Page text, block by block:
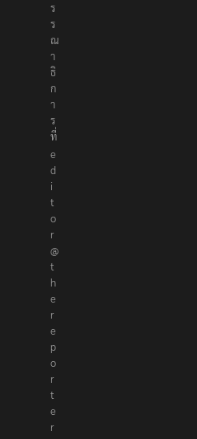
ร
ร
ณ
า
ธิ
ก
า
ร
ที่
e
d
i
t
o
r
@
t
h
e
r
e
p
o
r
t
e
r